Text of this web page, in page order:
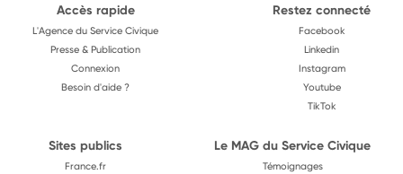
Accès rapide
L'Agence du Service Civique
Presse & Publication
Connexion
Besoin d'aide ?
Restez connecté
Facebook
Linkedin
Instagram
Youtube
TikTok
Sites publics
France.fr
Le MAG du Service Civique
Témoignages